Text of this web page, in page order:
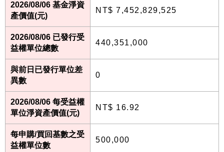
2026/08/06 基金淨資
產價值(元)
NT$ 7,452,829,525
2026/08/06 已發行受
益權單位總數
440,351,000
與前日已發行單位差
異數
0
2026/08/06 每受益權
單位淨資產價值(元)
NT$ 16.92
每申購/買回基數之受
益權單位數
500,000